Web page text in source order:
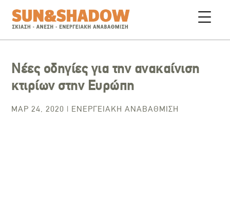
Νέες οδηγίες για την ανακαίνιση
κτιρίων στην Ευρώπη
ΜΑΡ 24, 2020 | ΕΝΕΡΓΕΙΑΚΉ ΑΝΑΒΆΘΜΙΣΗ